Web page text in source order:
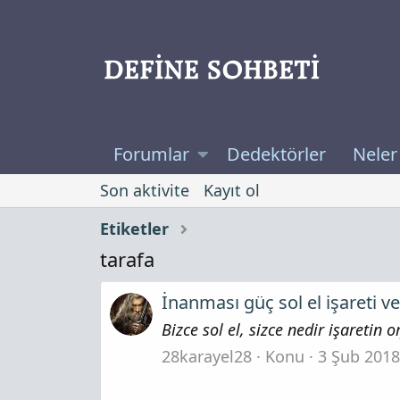
Forumlar Dedektörler
Son aktivite
Kayıt ol
Etiketler
tarafa
İnanması güç sol el işareti
Bizce sol el, sizce nedir işaretin
28karayel28
Konu 3 Şub 2018